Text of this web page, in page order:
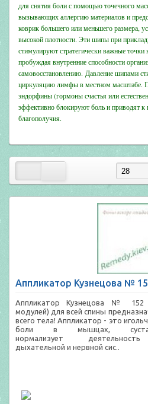
для снятия боли с помощью точечного
вызывающих аллергию материалов и
коврик большего или меньшего размера,
высокой плотности. Эти шипы при
стимулируют стратегически важные
пробуждая внутренние способности
самовосстановлению. Давление шипами
циркуляцию лимфы в местном масштабе.
эндорфины (гормоны счастья или
эффективно блокируют боль и приводят к
благополучия.
Аппликатор Кузнецова №
Аппликатор Кузнецова № 152
модулей) для всей спины
всего тела! Аппликатор - это
боли в мышцах,
нормализует деятельность
дыхательной и нервной сис..